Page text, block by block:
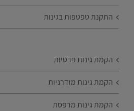
התקנת טפטפות בגינות
הקמת גינות פרטיות
הקמת גינות מודרניות
הקמת גינות מרפסת